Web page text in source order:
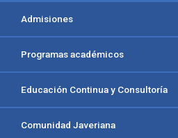
Menú principal del footer
Admisiones
Programas académicos
Educación Continua y Consultoría
Comunidad Javeriana